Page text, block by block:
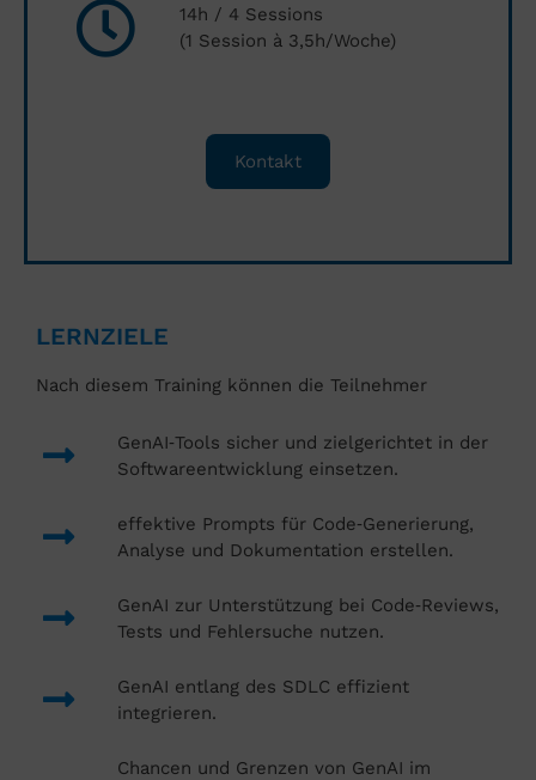
14h / 4 Sessions
(1 Session à 3,5h/Woche)
Kontakt
LERNZIELE
Nach diesem Training können die Teilnehmer
GenAI‑Tools sicher und zielgerichtet in der
Softwareentwicklung einsetzen.
effektive Prompts für Code‑Generierung,
Analyse und Dokumentation erstellen.
GenAI zur Unterstützung bei Code‑Reviews,
Tests und Fehlersuche nutzen.
GenAI entlang des SDLC effizient
integrieren.
Chancen und Grenzen von GenAI im